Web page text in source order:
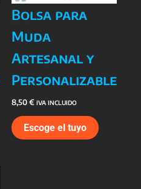
Bolsa para
Muda
Artesanal y
Personalizable
8,50€ IVA INCLUIDO
Escoge el tuyo